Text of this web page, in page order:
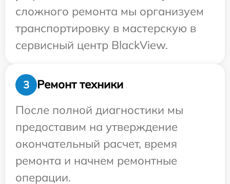
сложного ремонта мы организуем
транспортировку в мастерскую в
сервисный центр BlackView.
3
Ремонт техники
После полной диагностики мы
предоставим на утверждение
окончательный расчет, время
ремонта и начнем ремонтные
операции.